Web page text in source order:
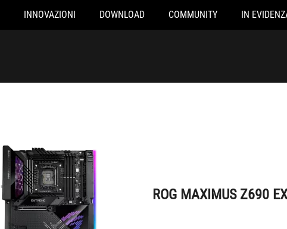
INNOVAZIONI DOWNLOAD COMMUNITY IN
ROG MAXIMUS Z690
ROG MAXIMUS Z690 EXTREME